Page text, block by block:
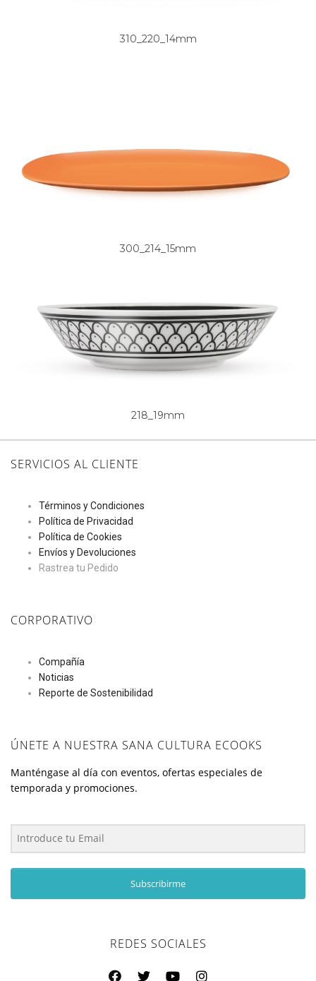
310_220_14mm
300_214_15mm
218_19mm
SERVICIOS AL CLIENTE
Términos y Condiciones
Política de Privacidad
Política de Cookies
Envíos y Devoluciones
Rastrea tu Pedido
CORPORATIVO
Compañía
Noticias
Reporte de Sostenibilidad
ÚNETE A NUESTRA SANA CULTURA ECOOKS
Manténgase al día con eventos, ofertas especiales de
temporada y promociones.
Subscribirme
REDES SOCIALES